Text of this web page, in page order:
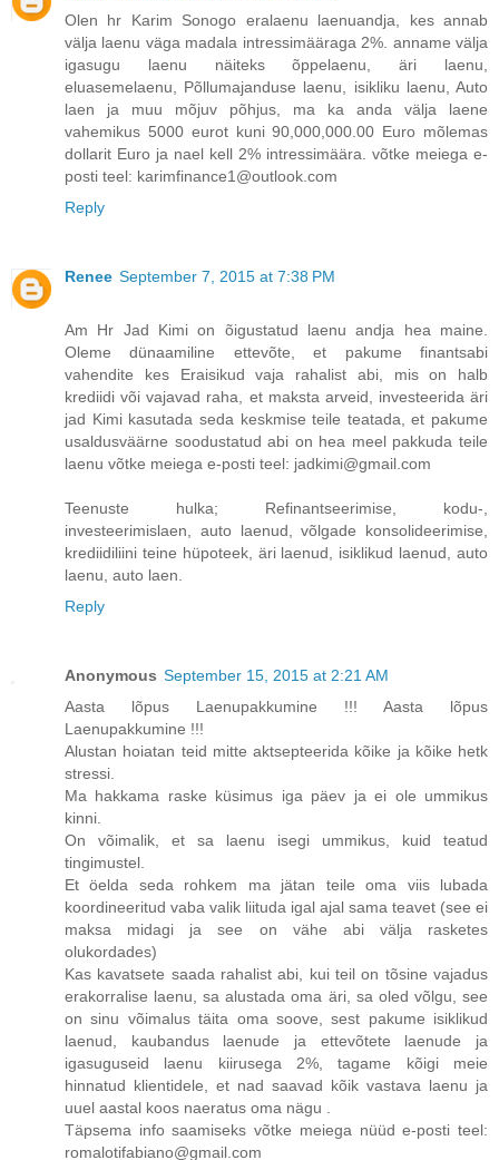
Olen hr Karim Sonogo eralaenu laenuandja, kes annab
välja laenu väga madala intressimääraga 2%. anname välja
igasugu laenu näiteks õppelaenu, äri laenu,
eluasemelaenu, Põllumajanduse laenu, isikliku laenu, Auto
laen ja muu mõjuv põhjus, ma ka anda välja laene
vahemikus 5000 eurot kuni 90,000,000.00 Euro mõlemas
dollarit Euro ja nael kell 2% intressimäära. võtke meiega e-
posti teel: karimfinance1@outlook.com
Reply
Renee September 7, 2015 at 7:38 PM
Am Hr Jad Kimi on õigustatud laenu andja hea maine.
Oleme dünaamiline ettevõte, et pakume finantsabi
vahendite kes Eraisikud vaja rahalist abi, mis on halb
krediidi või vajavad raha, et maksta arveid, investeerida äri
jad Kimi kasutada seda keskmise teile teatada, et pakume
usaldusväärne soodustatud abi on hea meel pakkuda teile
laenu võtke meiega e-posti teel: jadkimi@gmail.com
Teenuste hulka; Refinantseerimise, kodu-,
investeerimislaen, auto laenud, võlgade konsolideerimise,
krediidiliini teine ​​hüpoteek, äri laenud, isiklikud laenud, auto
laenu, auto laen.
Reply
Anonymous September 15, 2015 at 2:21 AM
Aasta lõpus Laenupakkumine !!! Aasta lõpus
Laenupakkumine !!!
Alustan hoiatan teid mitte aktsepteerida kõike ja kõike hetk
stressi.
Ma hakkama raske küsimus iga päev ja ei ole ummikus
kinni.
On võimalik, et sa laenu isegi ummikus, kuid teatud
tingimustel.
Et öelda seda rohkem ma jätan teile oma viis lubada
koordineeritud vaba valik liituda igal ajal sama teavet (see ei
maksa midagi ja see on vähe abi välja rasketes
olukordades)
Kas kavatsete saada rahalist abi, kui teil on tõsine vajadus
erakorralise laenu, sa alustada oma äri, sa oled võlgu, see
on sinu võimalus täita oma soove, sest pakume isiklikud
laenud, kaubandus laenude ja ettevõtete laenude ja
igasuguseid laenu kiirusega 2%, tagame kõigi meie
hinnatud klientidele, et nad saavad kõik vastava laenu ja
uuel aastal koos naeratus oma nägu .
Täpsema info saamiseks võtke meiega nüüd e-posti teel:
romalotifabiano@gmail.com